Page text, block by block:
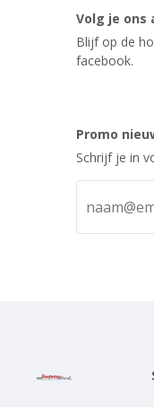
Volg je ons
Blijf op de
facebook.
Promo
Schrijf je in